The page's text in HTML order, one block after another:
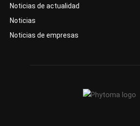
Noticias de actualidad
Noticias
Noticias de empresas